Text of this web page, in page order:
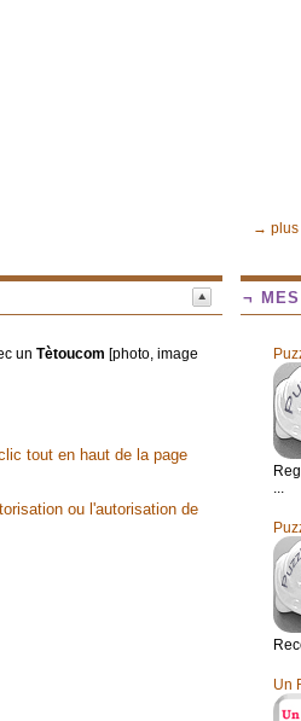
→ plus
un Tètoucom [photo, image
tout en haut de la page
ou l'autorisation de
¬
...
Un